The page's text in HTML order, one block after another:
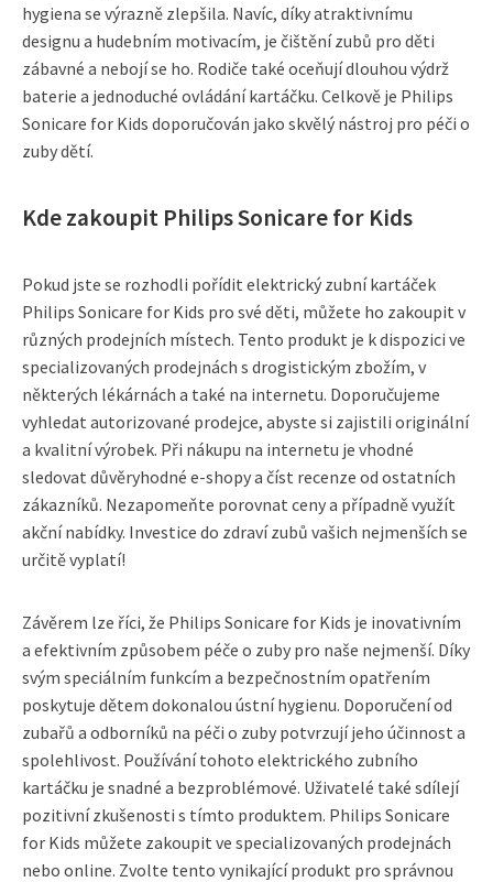
hygiena se výrazně zlepšila. Navíc, díky atraktivnímu
designu a hudebním motivacím, je čištění zubů pro děti
zábavné a nebojí se ho. Rodiče také oceňují dlouhou výdrž
baterie a jednoduché ovládání kartáčku. Celkově je Philips
Sonicare for Kids doporučován jako skvělý nástroj pro péči o
zuby dětí.
Kde zakoupit Philips Sonicare for Kids
Pokud jste se rozhodli pořídit elektrický zubní kartáček
Philips Sonicare for Kids pro své děti, můžete ho zakoupit v
různých prodejních místech. Tento produkt je k dispozici ve
specializovaných prodejnách s drogistickým zbožím, v
některých lékárnách a také na internetu. Doporučujeme
vyhledat autorizované prodejce, abyste si zajistili originální
a kvalitní výrobek. Při nákupu na internetu je vhodné
sledovat důvěryhodné e-shopy a číst recenze od ostatních
zákazníků. Nezapomeňte porovnat ceny a případně využít
akční nabídky. Investice do zdraví zubů vašich nejmenších se
určitě vyplatí!
Závěrem lze říci, že Philips Sonicare for Kids je inovativním
a efektivním způsobem péče o zuby pro naše nejmenší. Díky
svým speciálním funkcím a bezpečnostním opatřením
poskytuje dětem dokonalou ústní hygienu. Doporučení od
zubařů a odborníků na péči o zuby potvrzují jeho účinnost a
spolehlivost. Používání tohoto elektrického zubního
kartáčku je snadné a bezproblémové. Uživatelé také sdílejí
pozitivní zkušenosti s tímto produktem. Philips Sonicare
for Kids můžete zakoupit ve specializovaných prodejnách
nebo online. Zvolte tento vynikající produkt pro správnou